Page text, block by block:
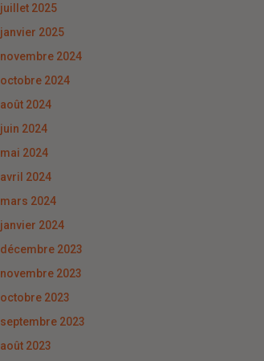
juillet 2025
janvier 2025
novembre 2024
octobre 2024
août 2024
juin 2024
mai 2024
avril 2024
mars 2024
janvier 2024
décembre 2023
novembre 2023
octobre 2023
septembre 2023
août 2023